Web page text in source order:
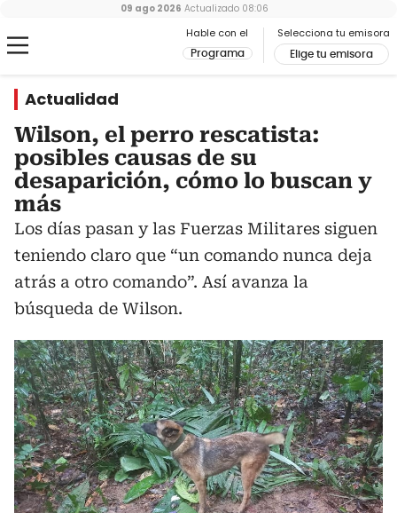
Hable con el
Programa
Selecciona tu emisora
Elige tu emisora
09 ago 2026 Actualizado 08:06
Actualidad
Wilson, el perro rescatista:
posibles causas de su
desaparición, cómo lo buscan y
más
Los días pasan y las Fuerzas Militares siguen
teniendo claro que “un comando nunca deja
atrás a otro comando”. Así avanza la
búsqueda de Wilson.